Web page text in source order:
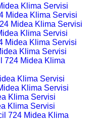
Klima Servisi
Midea Klima Servisi
Midea Klima Servisi
Klima Servisi
Midea Klima Servisi
Klima Servisi
724 Midea Klima
Klima Servisi
Klima Servisi
Klima Servisi
Klima Servisi
724 Midea Klima